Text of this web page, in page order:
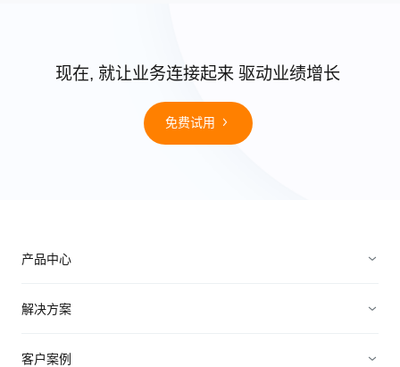
现在, 就让业务连接起来 驱动业绩增长
免费试用
产品中心
销售管理
解决方案
电子制造
客户案例